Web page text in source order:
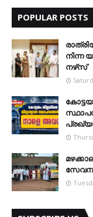
POPULAR POSTS
നിന്ന
നഴ്‌സ്